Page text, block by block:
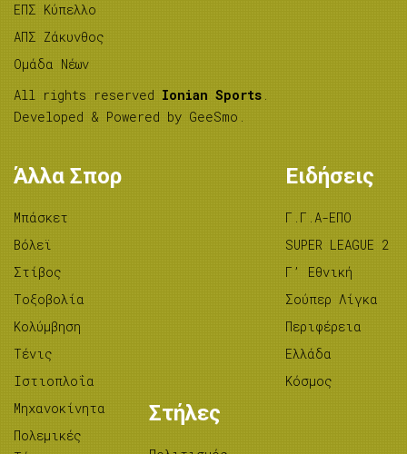
ΕΠΣ Κύπελλο
ΑΠΣ Ζάκυνθος
Ομάδα Νέων
All rights reserved Ionian Sports .
Developed & Powered by GeeSmo .
Άλλα Σπορ
Μπάσκετ
Βόλεϊ
Στίβος
Tοξοβολία
Κολύμβηση
Τένις
Ιστιοπλοΐα
Μηχανοκίνητα
Πολεμικές
Ειδήσεις
Γ.Γ.Α-ΕΠΟ
SUPER LEAGUE 2
Γ’ Εθνική
Σούπερ Λίγκα
Περιφέρεια
Ελλάδα
Κόσμος
Στήλες